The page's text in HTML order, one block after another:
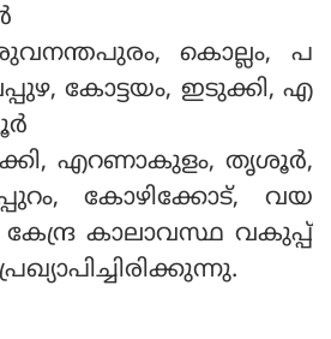
കൊല്ലം, പ
കോട്ടയം, ഇടുക്കി, എ
എറണാകുളം, തൃശൂര്‍,
കോഴിക്കോട്, വയ
കേന്ദ്ര കാലാവസ്ഥ വകുപ്പ്